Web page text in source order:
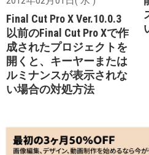
Final Cut Pro X Ver.10.0.3
以前のFinal Cut Pro Xで作
成されたプロジェクトを
開くと、キーヤーまたは
ルミナンスが表示されな
い場合の対処方法